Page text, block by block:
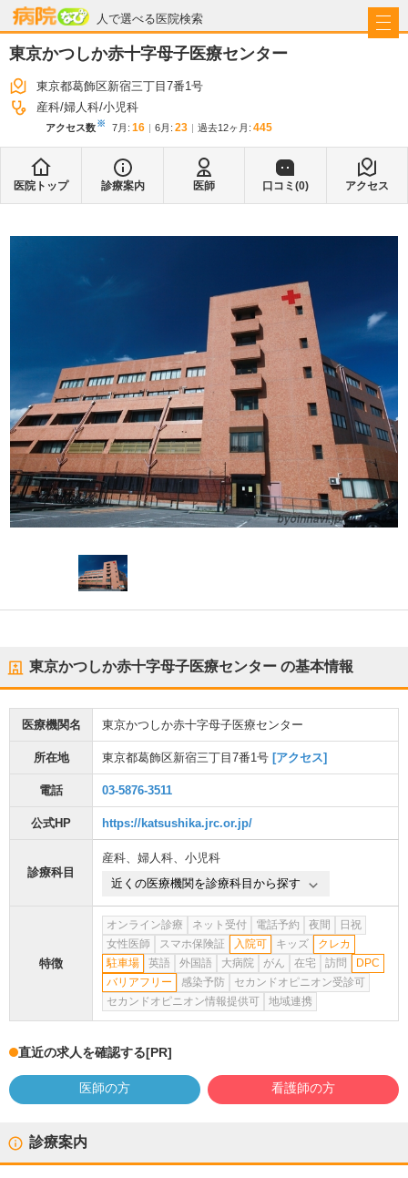
人で選べる医院検索
病院なび
東京かつしか赤十字母子医療センター
東京都葛飾区新宿三丁目7番1号
産科 婦人科 小児科
アクセス数※ 7月 : 16 6月 : 23 過去12ヶ月: 445
医院トップ 診療案内 医師 口コミ(0) アクセス
東京かつしか赤十字母子医療センター の基本情報
医療機関名 東京かつしか赤十字母子医療センター
所在地 東京都葛飾区新宿三丁目7番1号 [アクセス]
電話 03-5876-3511
公式HP https://katsushika.jrc.or.jp/
診療科目
産科、 婦人科、 小児科
近くの医療機関を診療科目から探す
特徴
オンライン診療 ネット受付 電話予約 夜間
日祝
女性医師
スマホ保険証 入院可 キッズ
クレカ
駐車場
英語 外国語 大病院 がん 在宅 訪問
DPC
バリアフリー
感染予防
セカンドオピニオン受診可
セカンドオピニオン情報提供可
地域連携
直近の求人を確認する[PR]
医師の方 看護師の方
診療案内